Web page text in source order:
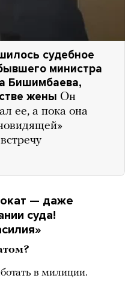
судебное
министра
Бишимбаева,
жены Он
ее, а пока она
— даже
суда!
в милиции.